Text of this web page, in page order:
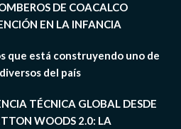
DE COACALCO
EN LA INFANCIA
que está construyendo uno de
del país
TÉCNICA GLOBAL DESDE
WOODS 2.0: LA